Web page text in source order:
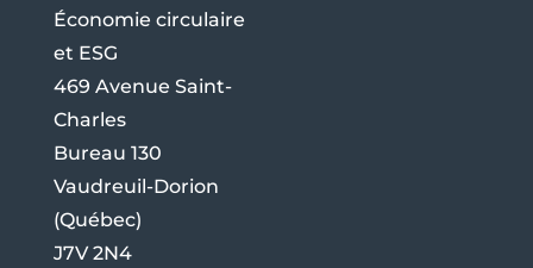
Économie circulaire
et ESG
469 Avenue Saint-
Charles
Bureau 130
Vaudreuil-Dorion
(Québec)
J7V 2N4